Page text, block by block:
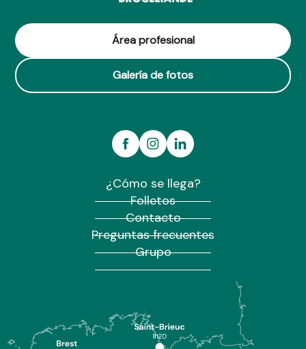
Área profesional
Galería de fotos
¿Cómo se llega?
Folletos
Contacto
Preguntas frecuentes
Grupo